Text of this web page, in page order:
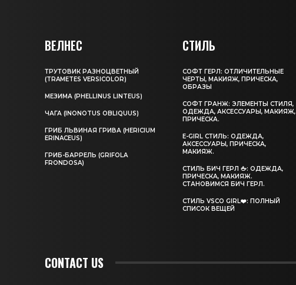
ВЕЛНЕС
ТРУТОВИК РАЗНОЦВЕТНЫЙ
(TRAMETES VERSICOLOR)
МЕЗИМА (PHELLINUS LINTEUS)
ЧАГА (INONOTUS OBLIQUUS)
ГРИБ ЛЬВИНАЯ ГРИВА (HERICIUM
ERINACEUS)
ГРИБ-БАРРЕЛЬ (GRIFOLA
FRONDOSA)
СТИЛЬ
СОФТ ГЕРЛ: ОТЛИЧИТЕЛЬНЫЕ
ЧЕРТЫ, МАКИЯЖ, ПРИЧЕСКА,
ОБРАЗЫ
СОФТ ГРАНЖ: ЭЛЕМЕНТЫ СТИЛЯ,
ОДЕЖДА, АКСЕССУАРЫ, МАКИЯЖ,
ПРИЧЕСКА.
E-GIRL СТИЛЬ: ОДЕЖДА,
АКСЕССУАРЫ, ПРИЧЕСКА,
МАКИЯЖ.
CТИЛЬ БИЧ ГЕРЛ 🖕: ОДЕЖДА,
ПРИЧЕСКА, МАКИЯЖ.
СТАНОВИМСЯ БИЧ ГЕРЛ.
СТИЛЬ VSCO GIRL❤️: ПОЛНЫЙ
СПИСОК ВЕЩЕЙ
CONTACT US